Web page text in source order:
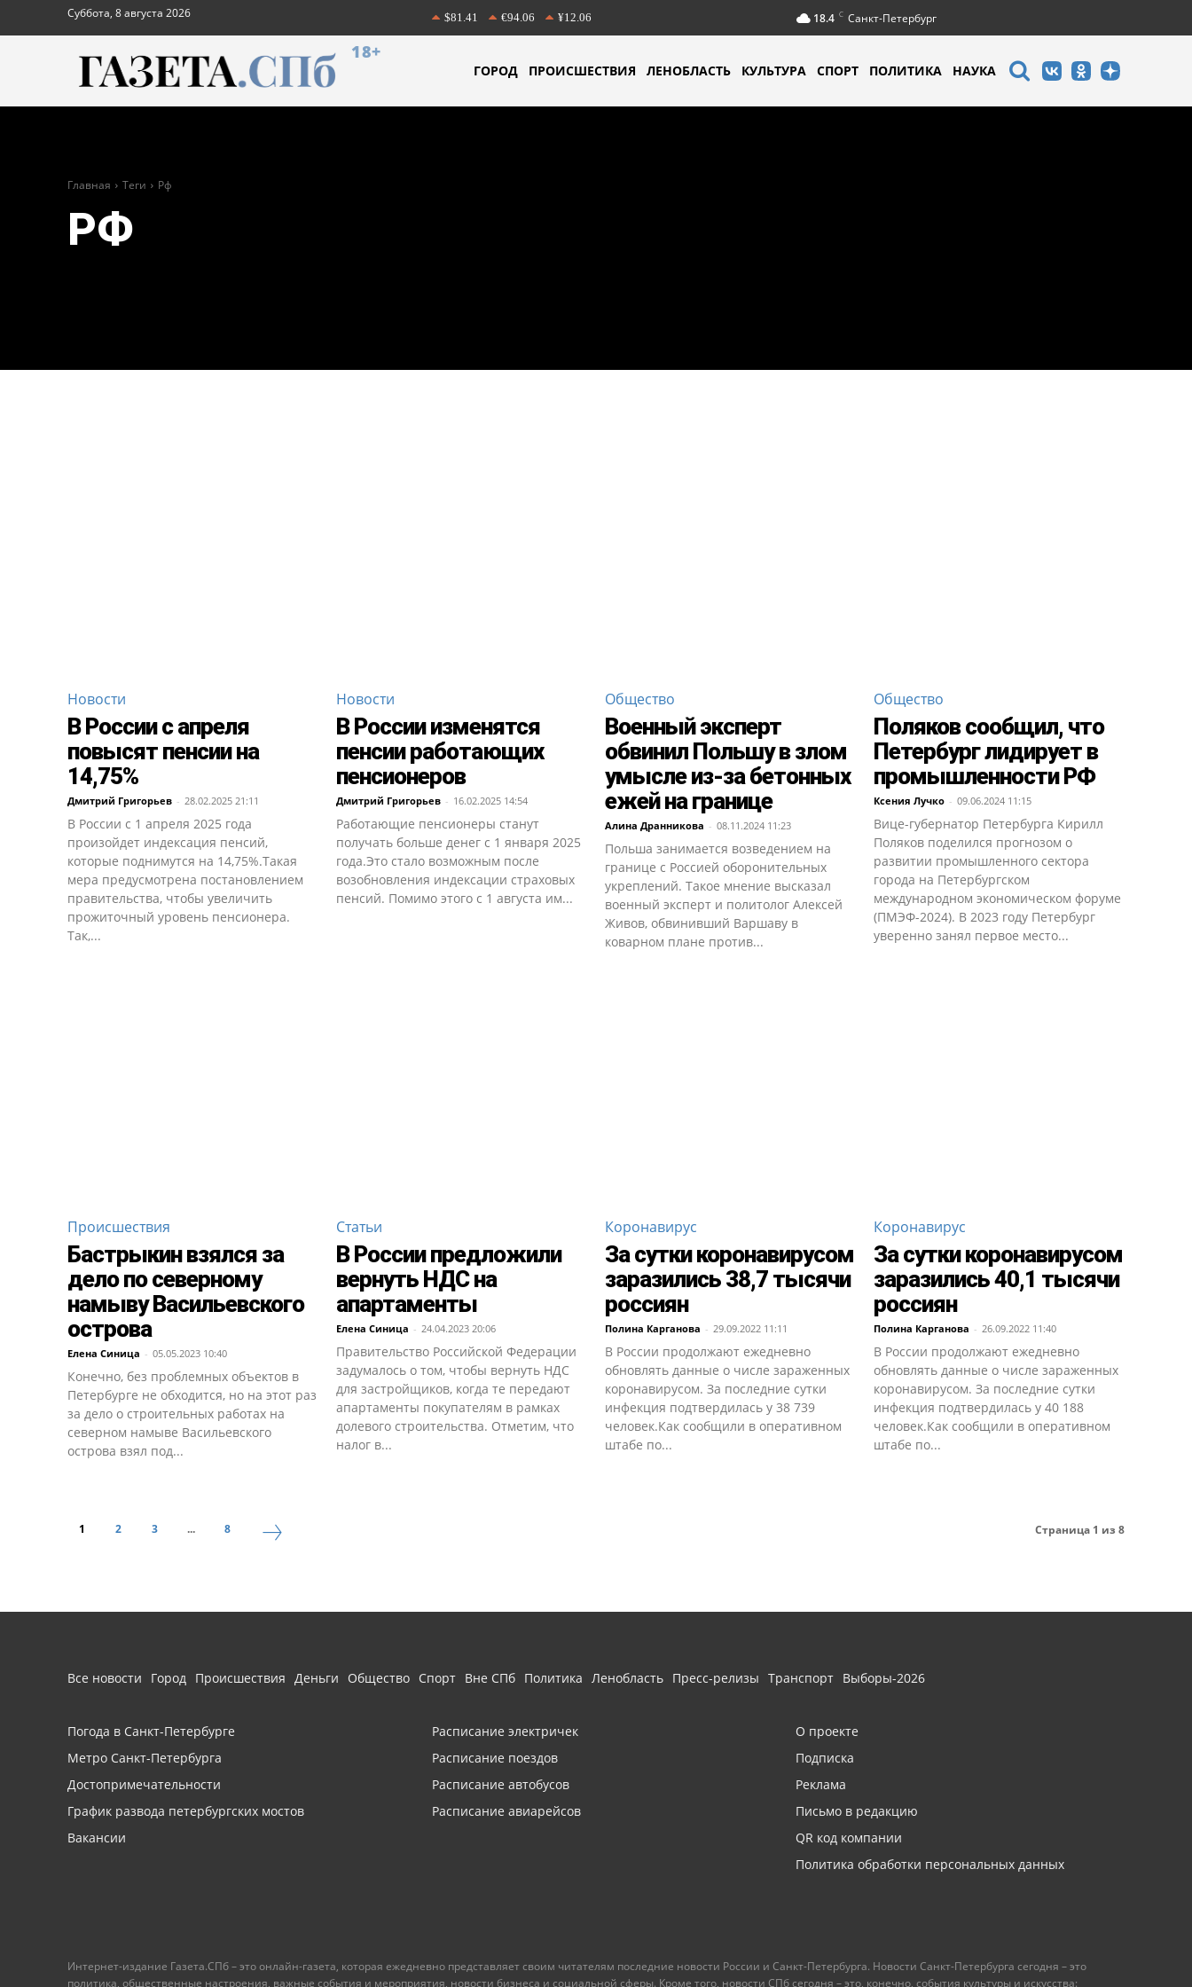
Суббота, 8 августа 2026 $81.41 €94.06 ¥12.06 18.4 C Санкт-Петербург
18+
ГОРОД ПРОИСШЕСТВИЯ ЛЕНОБЛАСТЬ КУЛЬТУРА СПОРТ ПОЛИТИКА НАУКА
Главная Теги Рф
РФ
Новости
В России с апреля
повысят пенсии на
14,75%
Дмитрий Григорьев - 28.02.2025 21:11
В России с 1 апреля 2025 года
произойдет индексация пенсий,
которые поднимутся на 14,75%.Такая
мера предусмотрена постановлением
правительства, чтобы увеличить
прожиточный уровень пенсионера.
Так,...
Новости
В России изменятся
пенсии работающих
пенсионеров
Дмитрий Григорьев - 16.02.2025 14:54
Работающие пенсионеры станут
получать больше денег с 1 января 2025
года.Это стало возможным после
возобновления индексации страховых
пенсий. Помимо этого с 1 августа им...
Общество
Военный эксперт
обвинил Польшу в злом
умысле из-за бетонных
ежей на границе
Алина Дранникова - 08.11.2024 11:23
Польша занимается возведением на
границе с Россией оборонительных
укреплений. Такое мнение высказал
военный эксперт и политолог Алексей
Живов, обвинивший Варшаву в
коварном плане против...
Общество
Поляков сообщил, что
Петербург лидирует в
промышленности РФ
Ксения Лучко - 09.06.2024 11:15
Вице-губернатор Петербурга Кирилл
Поляков поделился прогнозом о
развитии промышленного сектора
города на Петербургском
международном экономическом форуме
(ПМЭФ-2024). В 2023 году Петербург
уверенно занял первое место...
Происшествия
Бастрыкин взялся за
дело по северному
намыву Васильевского
острова
Елена Синица - 05.05.2023 10:40
Конечно, без проблемных объектов в
Петербурге не обходится, но на этот раз
за дело о строительных работах на
северном намыве Васильевского
острова взял под...
Статьи
В России предложили
вернуть НДС на
апартаменты
Елена Синица - 24.04.2023 20:06
Правительство Российской Федерации
задумалось о том, чтобы вернуть НДС
для застройщиков, когда те передают
апартаменты покупателям в рамках
долевого строительства. Отметим, что
налог в...
Коронавирус
За сутки коронавирусом
заразились 38,7 тысячи
россиян
Полина Карганова - 29.09.2022 11:11
В России продолжают ежедневно
обновлять данные о числе зараженных
коронавирусом. За последние сутки
инфекция подтвердилась у 38 739
человек.Как сообщили в оперативном
штабе по...
Коронавирус
За сутки коронавирусом
заразились 40,1 тысячи
россиян
Полина Карганова - 26.09.2022 11:40
В России продолжают ежедневно
обновлять данные о числе зараженных
коронавирусом. За последние сутки
инфекция подтвердилась у 40 188
человек.Как сообщили в оперативном
штабе по...
1 2 3 ... 8 Страница 1 из 8
Все новости Город Происшествия Деньги Общество Спорт Вне СПб Политика Ленобласть Пресс-релизы Транспорт Выборы-2026
Погода в Санкт-Петербурге
Метро Санкт-Петербурга
Достопримечательности
График развода петербургских мостов
Вакансии
Расписание электричек
Расписание поездов
Расписание автобусов
Расписание авиарейсов
О проекте
Подписка
Реклама
Письмо в редакцию
QR код компании
Политика обработки персональных данных
Интернет-издание Газета.СПб – это онлайн-газета, которая ежедневно представляет своим читателям последние новости России и Санкт-Петербурга. Новости Санкт-Петербурга сегодня – это
политика, общественные настроения, важные события и мероприятия, новости бизнеса и социальной сферы. Кроме того, новости СПб сегодня – это, конечно, события культуры и искусства: